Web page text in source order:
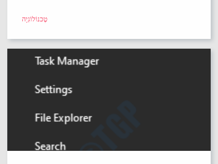
טֶכנוֹלוֹגִיָה